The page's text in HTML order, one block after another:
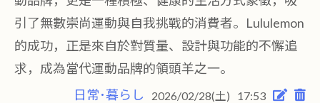
引了無數崇尚運動與自我挑戰的消費者。Lululemon
的成功，正是來自於對質量、設計與功能的不懈追
求，成為當代運動品牌的領頭羊之一。
日常･暮らし
2026/02/28(土) 17:53